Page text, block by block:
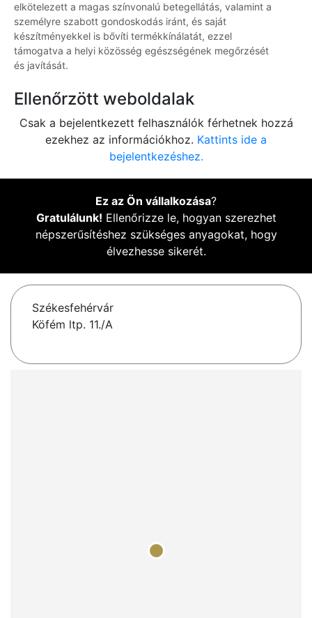
elkötelezett a magas színvonalú betegellátás, valamint a
személyre szabott gondoskodás iránt, és saját
készítményekkel is bővíti termékkínálatát, ezzel
támogatva a helyi közösség egészségének megőrzését
és javítását.
Ellenőrzött weboldalak
Csak a bejelentkezett felhasználók férhetnek hozzá
ezekhez az információkhoz. Kattints ide a
bejelentkezéshez.
Ez az Ön vállalkozása?
Gratulálunk! Ellenőrizze le, hogyan szerezhet
népszerűsítéshez szükséges anyagokat, hogy
élvezhesse sikerét.
Székesfehérvár
Köfém ltp. 11./A